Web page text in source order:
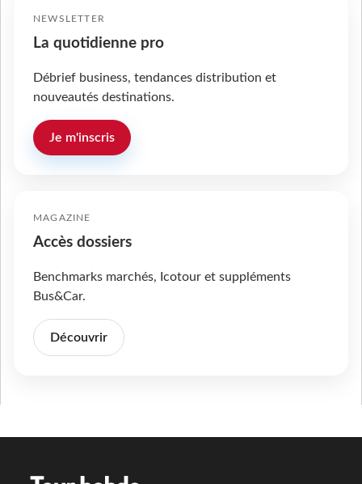
NEWSLETTER
La quotidienne pro
Débrief business, tendances distribution et
nouveautés destinations.
Je m'inscris
MAGAZINE
Accès dossiers
Benchmarks marchés, Icotour et suppléments
Bus&Car.
Découvrir